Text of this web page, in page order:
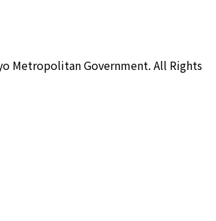
Metropolitan Government. All Rights